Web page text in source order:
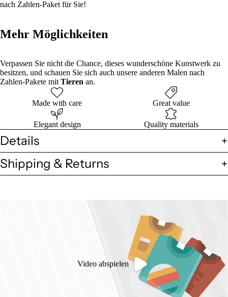
nach Zahlen-Paket für Sie!
Mehr Möglichkeiten
Verpassen Sie nicht die Chance, dieses wunderschöne Kunstwerk zu
besitzen, und schauen Sie sich auch unsere anderen Malen nach
Zahlen-Pakete mitTieren an.
Made with care Great value
Elegant design Quality materials
Details
Shipping & Returns
Video abspielen